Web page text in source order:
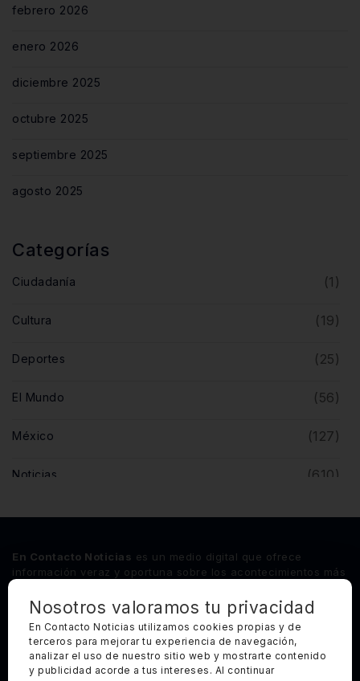
febrero 2026
enero 2026
diciembre 2025
octubre 2025
septiembre 2025
agosto 2025
Categorías
Ciudadanía (1)
Cultura (19)
Deportes (25)
El Mundo (56)
México (127)
Noticias (610)
Querétaro
En Contacto Noticias es un medio digital que ofrece
información veraz y oportuna sobre los acontecimientos más
principales sucesos nacionales e internacionales.
Síguenos
Nosotros valoramos tu privacidad
En Contacto Noticias utilizamos cookies propias y de
terceros para mejorar tu experiencia de navegación,
analizar el uso de nuestro sitio web y mostrarte contenido
y publicidad acorde a tus intereses. Al continuar